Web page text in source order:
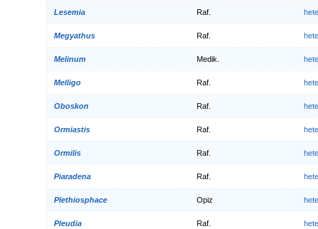
Lesemia Raf.
Megyathus Raf.
Melinum Medik.
Melligo Raf.
Oboskon Raf.
Ormiastis Raf.
Ormilis Raf.
Piaradena Raf.
Plethiosphace Opiz
Pleudia Raf.